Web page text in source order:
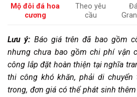
Mộ đôi đá hoa
cương
Theo yêu
cầu
Lưu ý: Báo giá trên đã bao gồm
nhưng chưa bao gồm chi phí vận
công lắp đặt hoàn thiện tại nghĩa
thi công khó khăn, phải di chuyển
trong, đơn giá có thể phát sinh